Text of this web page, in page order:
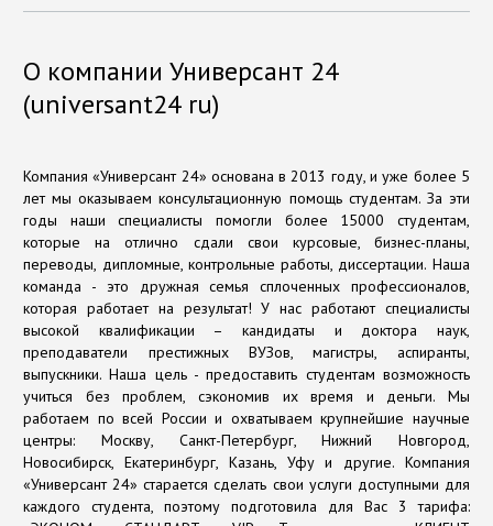
О компании Универсант 24
(universant24 ru)
Компания «Универсант 24» основана в 2013 году, и уже более 5
лет мы оказываем консультационную помощь студентам. За эти
годы наши специалисты помогли более 15000 студентам,
которые на отлично сдали свои курсовые, бизнес-планы,
переводы, дипломные, контрольные работы, диссертации. Наша
команда - это дружная семья сплоченных профессионалов,
которая работает на результат! У нас работают специалисты
высокой квалификации – кандидаты и доктора наук,
преподаватели престижных ВУЗов, магистры, аспиранты,
выпускники. Наша цель - предоставить студентам возможность
учиться без проблем, сэкономив их время и деньги. Мы
работаем по всей России и охватываем крупнейшие научные
центры: Москву, Санкт-Петербург, Нижний Новгород,
Новосибирск, Екатеринбург, Казань, Уфу и другие. Компания
«Универсант 24» старается сделать свои услуги доступными для
каждого студента, поэтому подготовила для Вас 3 тарифа: